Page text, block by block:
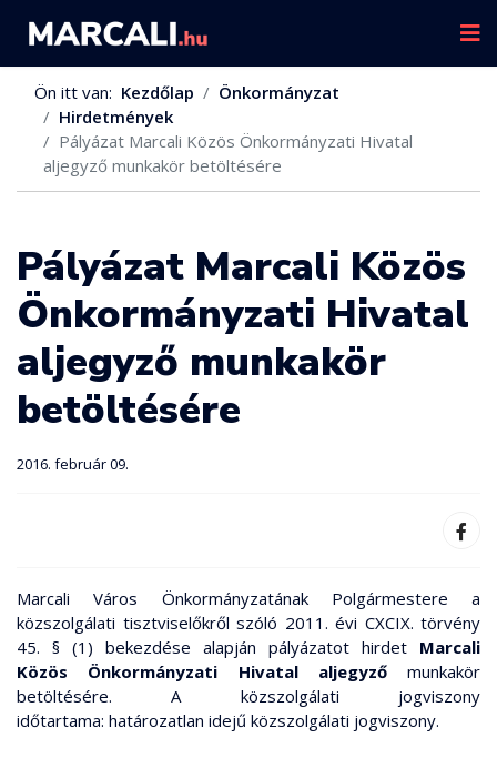
Ön itt van: Kezdőlap
Önkormányzat
Hirdetmények
Pályázat Marcali Közös Önkormányzati Hivatal
aljegyző munkakör betöltésére
Pályázat Marcali Közös
Önkormányzati Hivatal
aljegyző munkakör
betöltésére
2016. február 09.
Marcali Város Önkormányzatának Polgármestere a
közszolgálati tisztviselőkről szóló 2011. évi CXCIX. törvény
45. § (1) bekezdése alapján pályázatot hirdet Marcali
Közös Önkormányzati Hivatal aljegyző munkakör
betöltésére. A közszolgálati jogviszony
időtartama: határozatlan idejű közszolgálati jogviszony.